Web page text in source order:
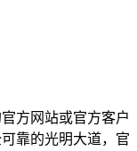
方网站或官方客户
靠的光明大道，官